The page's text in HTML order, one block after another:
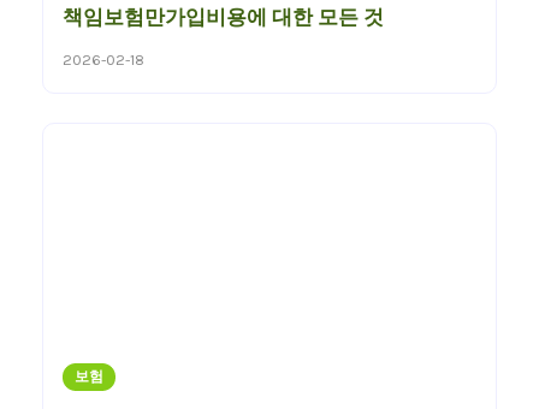
책임보험만가입비용에 대한 모든 것
2026-02-18
보험